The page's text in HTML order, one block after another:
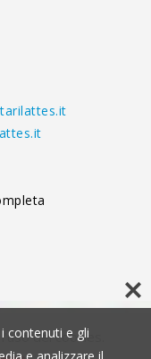
dei cookies.
contenuti e gli